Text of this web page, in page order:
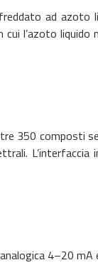
ad
l’azoto
350 composti
L’interfaccia
4–20